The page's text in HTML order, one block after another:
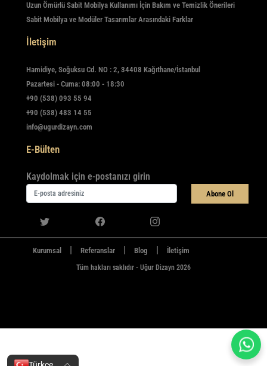
Uzun Ömürlü Sabit Mobilya Kullanımı İçin Bakım ve Temizlik Önerileri
Sabit Mobilya ve Modüler Tasarımlar Arasındaki Farklar
İletişim
Hamidiye, Soğuksu Cd. NO : 2, 34408 Kağıthane/İstanbul
Pazartesi - Cuma: 08:00 - 18:30
+90 (538) 093 55 94
+90 (538) 483 14 55
info@ugurdizayn.com
E-Bülten
Kaydolmak için e-postanızı girin
Abone Ol
Kurumsal | Referanslar | Blog | İletişim
Tüm hakları saklıdır - Uğur Dizayn 2026